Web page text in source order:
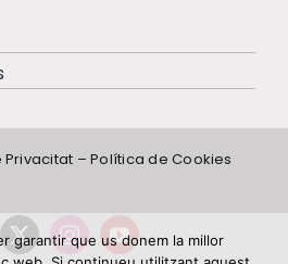
Privacitat –Política de Cookies
garantir que us donem la millor